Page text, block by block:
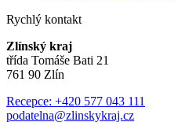
Rychlý kontakt
Zlínský kraj
třída Tomáše Bati 21
761 90 Zlín
Recepce: +420 577 043 111
podatelna@zlinskykraj.cz